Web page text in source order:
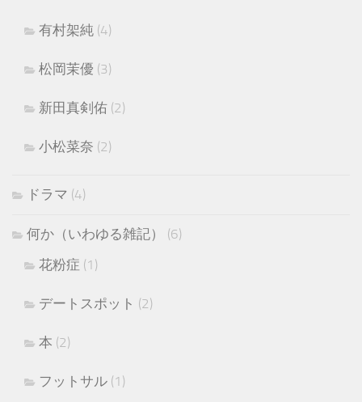
有村架純 (4)
松岡茉優 (3)
新田真剣佑 (2)
小松菜奈 (2)
ドラマ (4)
何か（いわゆる雑記）
(6)
花粉症 (1)
デートスポット (2)
本 (2)
フットサル (1)